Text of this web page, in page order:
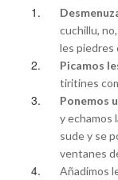
cuchillu,
les piedres
Picamos
tiritines
Ponemos
y echamos
sude y se
ventanes
Añadimos